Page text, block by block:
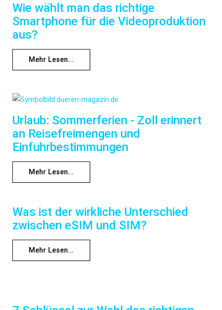
Wie wählt man das richtige
Smartphone für die Videoproduktion
aus?
Mehr Lesen...
Urlaub: Sommerferien - Zoll erinnert
an Reisefreimengen und
Einfuhrbestimmungen
Mehr Lesen...
Was ist der wirkliche Unterschied
zwischen eSIM und SIM?
Mehr Lesen...